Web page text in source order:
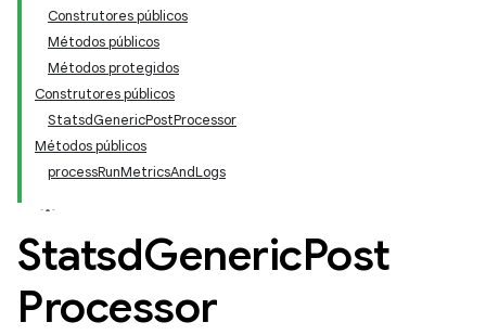
Construtores públicos
Métodos públicos
Métodos protegidos
Construtores públicos
StatsdGenericPostProcessor
Métodos públicos
processRunMetricsAndLogs
StatsdGenericPost
Processor